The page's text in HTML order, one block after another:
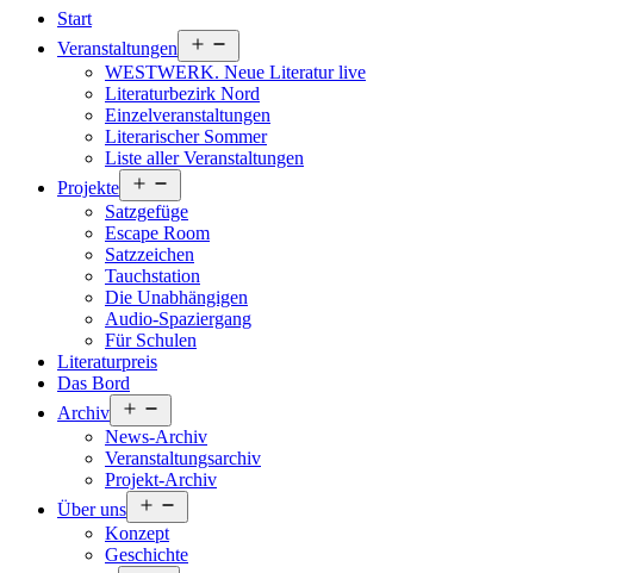
Start
Veranstaltungen
öffnen
WESTWERK. Neue Literatur live
Literaturbezirk Nord
Einzelveranstaltungen
Literarischer Sommer
Liste aller Veranstaltungen
Projekte
öffnen
Satzgefüge
Escape Room
Satzzeichen
Tauchstation
Die Unabhängigen
Audio-Spaziergang
Für Schulen
Literaturpreis
Das Bord
Archiv
öffnen
News-Archiv
Veranstaltungsarchiv
Projekt-Archiv
Über uns
öffnen
Konzept
Geschichte